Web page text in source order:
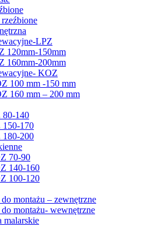
LPZ
120mm-150mm
160mm-200mm
KOZ
100 mm -150 mm
160 mm – 200 mm
80-140
150-170
180-200
70-90
140-160
100-120
do montażu – zewnętrzne
do montażu- wewnętrzne
malarskie